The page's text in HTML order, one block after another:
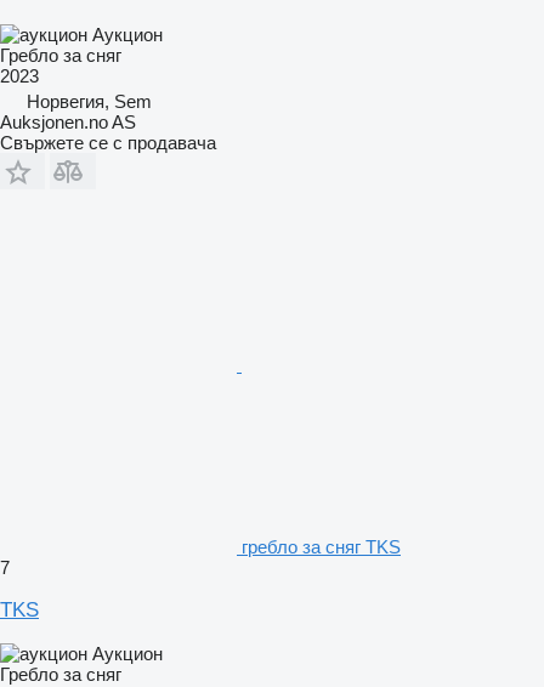
Аукцион
Гребло за сняг
2023
Норвегия, Sem
Auksjonen.no AS
Свържете се с продавача
гребло за сняг TKS
7
TKS
Аукцион
Гребло за сняг